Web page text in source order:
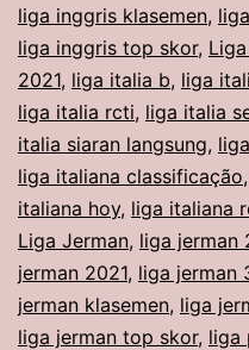
liga inggris klasemen,
liga inggris top skor,
2021, liga italia b, liga
liga italia rcti, liga italia
italia siaran langsung,
liga italiana classificação,
italiana hoy, liga italiana
Liga Jerman, liga jerman
jerman 2021, liga jerman
jerman klasemen, liga
liga jerman top skor, liga